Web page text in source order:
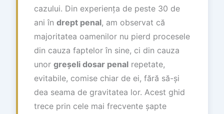
cazului. Din experiența de peste 30 de
ani în drept penal, am observat că
majoritatea oamenilor nu pierd procesele
din cauza faptelor în sine, ci din cauza
unor greșeli dosar penal repetate,
evitabile, comise chiar de ei, fără să-și
dea seama de gravitatea lor. Acest ghid
trece prin cele mai frecvente șapte